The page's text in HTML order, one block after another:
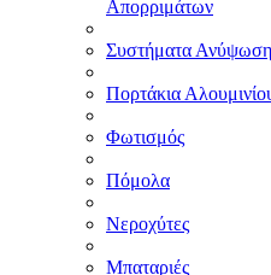
Απορριμάτων
Συστήματα
Πορτάκια
Φωτισμός
Πόμολα
Νεροχύτες
Μπαταριές